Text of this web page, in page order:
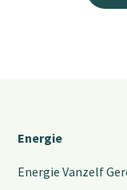
Energie
Energie Vanzelf